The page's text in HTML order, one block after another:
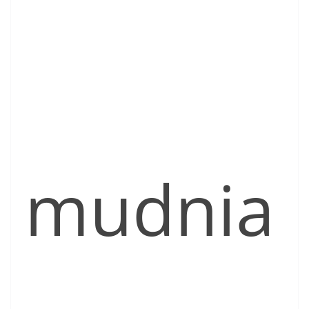
mudnia